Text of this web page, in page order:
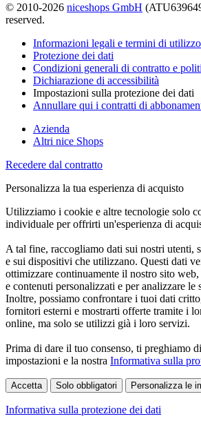
© 2010-2026 niceshops GmbH
reserved.
Informazioni legali e termini di utilizzo
Protezione dei dati
Condizioni generali di contratto e
Dichiarazione di accessibilità
Impostazioni sulla protezione dei dati
Annullare qui i contratti di
Azienda
Altri nice Shops
Recedere dal contratto
Personalizza la tua esperienza di acquisto
Utilizziamo i cookie e altre tecnologie solo
individuale per offrirti un'esperienza di
A tal fine, raccogliamo dati sui nostri utenti,
e sui dispositivi che utilizzano. Questi dati
ottimizzare continuamente il nostro sito
e contenuti personalizzati e per analizzare le
Inoltre, possiamo confrontare i tuoi dati
fornitori esterni e mostrarti offerte tramite i
online, ma solo se utilizzi già i loro servizi.
Prima di dare il tuo consenso, ti preghiamo
impostazioni e la nostra Informativa sulla
Accetta Solo obbligatori Personalizza le
Informativa sulla protezione dei dati